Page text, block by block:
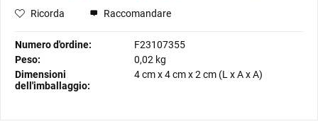
Ricorda Raccomandare
Numero d'ordine:
F23107355
Peso:
0,02 kg
Dimensioni
dell'imballaggio:
4 cmx4 cmx2 cm (L x A x A)